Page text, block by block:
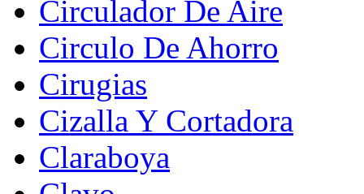
Circulador De Aire
Circulo De Ahorro
Cirugias
Cizalla Y Cortadora
Claraboya